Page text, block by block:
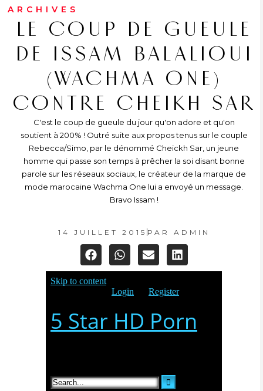
ARCHIVES
LE COUP DE GUEULE
DE ISSAM BALALIOUI
(WACHMA ONE)
CONTRE CHEIKH SAR
C'est le coup de gueule du jour qu'on adore et qu'on
soutient à 200% ! Outré suite aux propos tenus sur le couple
Rebecca/Simo, par le dénommé Cheickh Sar, un jeune
homme qui passe son temps à prêcher la soi disant bonne
parole sur les réseaux sociaux, le créateur de la marque de
mode marocaine Wachma One lui a envoyé un message.
Bravo Issam !
14 JUILLET 2015 PAR ADMIN